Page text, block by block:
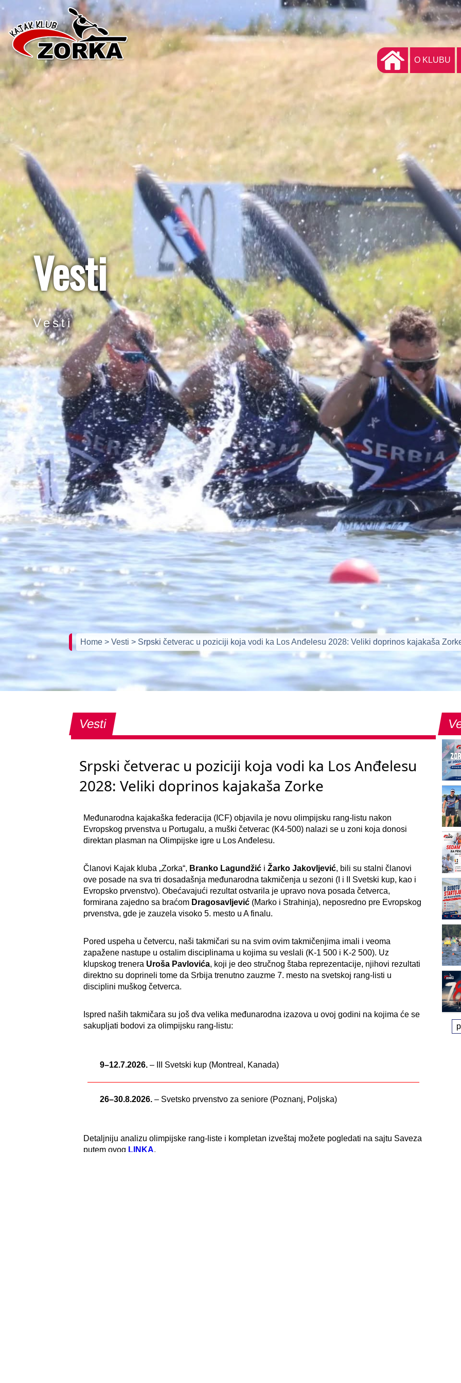
O KLUBU
Vesti
Vesti
Home> Vesti> Srpski četverac u poziciji koja vodi ka Los Anđelesu 2028: Veliki doprinos kajakaša
Vesti
Srpski četverac u poziciji koja vodi ka Los Anđelesu
2028: Veliki doprinos kajakaša Zorke
Međunarodna kajakaška federacija (ICF) objavila je novu olimpijsku rang-listu nakon
Evropskog prvenstva u Portugalu, a muški četverac (K4-500) nalazi se u zoni koja donosi
direktan plasman na Olimpijske igre u Los Anđelesu.
Članovi Kajak kluba „Zorka“, Branko Lagundžić iŽarko Jakovljević, bili su stalni članovi
ove posade na sva tri dosadašnja međunarodna takmičenja u sezoni (I i II Svetski kup, kao i
Evropsko prvenstvo). Obećavajući rezultat ostvarila je upravo nova posada četverca,
formirana zajedno sa braćom Dragosavljević (Marko i Strahinja), neposredno pre Evropskog
prvenstva, gde je zauzela visoko 5. mesto u A finalu.
Pored uspeha u četvercu, naši takmičari su na svim ovim takmičenjima imali i veoma
zapažene nastupe u ostalim disciplinama u kojima su veslali (K-1 500 i K-2 500). Uz
klupskog trenera Uroša Pavlovića, koji je deo stručnog štaba reprezentacije, njihovi rezultati
direktno su doprineli tome da Srbija trenutno zauzme 7. mesto na svetskoj rang-listi u
disciplini muškog četverca.
Ispred naših takmičara su još dva velika međunarodna izazova u ovoj godini na kojima će se
sakupljati bodovi za olimpijsku rang-listu:
9–12.7.2026. – III Svetski kup (Montreal, Kanada)
26–30.8.2026. – Svetsko prvenstvo za seniore (Poznanj, Poljska)
Detaljniju analizu olimpijske rang-liste i kompletan izveštaj možete pogledati na sajtu Saveza
putem ovog LINKA.